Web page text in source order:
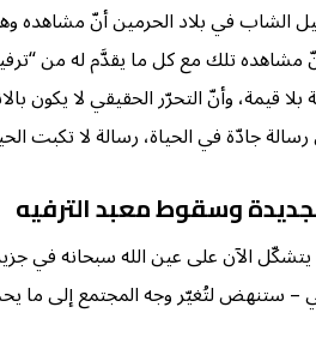
الشاب في بلاد الحرمين أنّ
تلك مع كل ما يقدَّم له من
قيمة، وأنّ التحرّر الحقيقي لا يكون
جادّة في الحياة، رسالة لا تكبت
وسقوط معبد الترفيه
الآن على عين الله سبحانه في
– ستنهض لتُغيّر وجه المجتمع إلى ما